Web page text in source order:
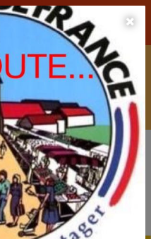
Play Store
l'app LaCarte pour suivre vos
rien rater !
tard